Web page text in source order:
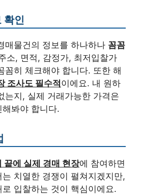
확인
매물건의 정보를 하나하나 꼼꼼
소, 면적, 감정가, 최저입찰가
꼼히 체크해야 합니다. 또한 해
조사도 필수적 이에요. 내 원하
는지, 실제 거래가능한 가격은
봐야 합니다.
끝에 실제 경매 현장에 참여하면
치열한 경쟁이 펼쳐지겠지만,
입찰하는 것이 핵심이에요.